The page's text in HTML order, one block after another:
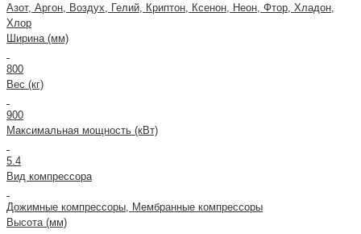
Азот, Аргон, Воздух, Гелий, Криптон, Ксенон, Неон, Фтор, Хладон,
Хлор
Ширина (мм)
800
Вес (кг)
900
Максимальная мощность (кВт)
5.4
Вид компрессора
Дожимные компрессоры, Мембранные компрессоры
Высота (мм)